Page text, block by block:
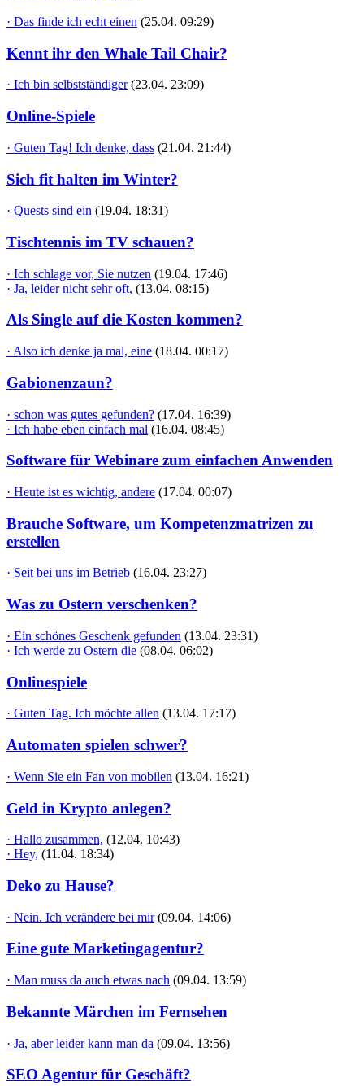
· Das finde ich echt einen (25.04. 09:29)
Kennt ihr den Whale Tail Chair?
· Ich bin selbstständiger (23.04. 23:09)
Online-Spiele
· Guten Tag! Ich denke, dass (21.04. 21:44)
Sich fit halten im Winter?
· Quests sind ein (19.04. 18:31)
Tischtennis im TV schauen?
· Ich schlage vor, Sie nutzen (19.04. 17:46)
· Ja, leider nicht sehr oft, (13.04. 08:15)
Als Single auf die Kosten kommen?
· Also ich denke ja mal, eine (18.04. 00:17)
Gabionenzaun?
· schon was gutes gefunden? (17.04. 16:39)
· Ich habe eben einfach mal (16.04. 08:45)
Software für Webinare zum einfachen Anwenden
· Heute ist es wichtig, andere (17.04. 00:07)
Brauche Software, um Kompetenzmatrizen zu
erstellen
· Seit bei uns im Betrieb (16.04. 23:27)
Was zu Ostern verschenken?
· Ein schönes Geschenk gefunden (13.04. 23:31)
· Ich werde zu Ostern die (08.04. 06:02)
Onlinespiele
· Guten Tag. Ich möchte allen (13.04. 17:17)
Automaten spielen schwer?
· Wenn Sie ein Fan von mobilen (13.04. 16:21)
Geld in Krypto anlegen?
· Hallo zusammen, (12.04. 10:43)
· Hey, (11.04. 18:34)
Deko zu Hause?
· Nein. Ich verändere bei mir (09.04. 14:06)
Eine gute Marketingagentur?
· Man muss da auch etwas nach (09.04. 13:59)
Bekannte Märchen im Fernsehen
· Ja, aber leider kann man da (09.04. 13:56)
SEO Agentur für Geschäft?